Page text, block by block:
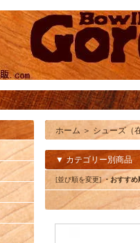
ホーム ＞ シューズ（
▼ カテゴリー別商品
[並び順を変更]・おすすめ